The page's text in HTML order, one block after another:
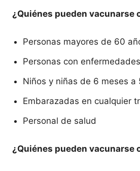
¿Quiénes pueden vacunarse
Personas mayores de 60
Personas con
Niños y niñas de 6 meses a
Embarazadas en cualquier
Personal de salud
¿Quiénes pueden vacunarse